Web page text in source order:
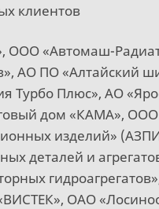
клиентов
ООО «Автомаш-
АО ПО «Алтайский
Турбо Плюс», АО
дом «КАМА»,
изделий»
деталей и
ОАО